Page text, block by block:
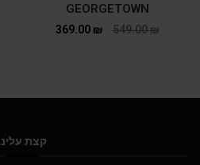
GEORGETOWN
549.00₪
369.00 ₪
קצת